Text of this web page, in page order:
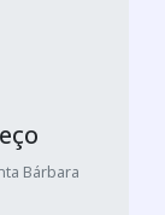
Bárbara